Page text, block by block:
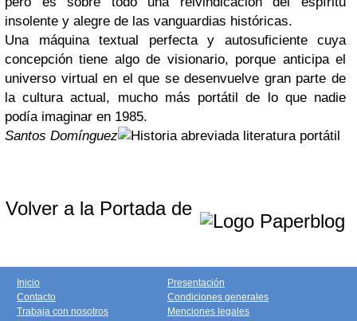
insolente y alegre de las vanguardias históricas.
Una máquina textual perfecta y autosuficiente cuya
concepción tiene algo de visionario, porque anticipa el
universo virtual en el que se desenvuelve gran parte de
la cultura actual, mucho más portátil de lo que nadie
podía imaginar en 1985.
Santos Domínguez
Volver a la Portada de
Inicio
Contacto
Trabaja con nosotros
Presentación
Condiciones generales
Menciones legales